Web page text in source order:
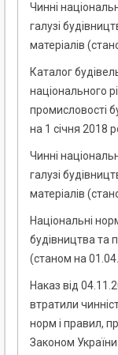
Чинні
галузі
матеріалів
Каталог
національного
промисловості
на 1 січня 2018
Чинні
галузі
матеріалів
Національні
будівництва та
(станом на
Наказ від
втратили
норм і правил,
Законом